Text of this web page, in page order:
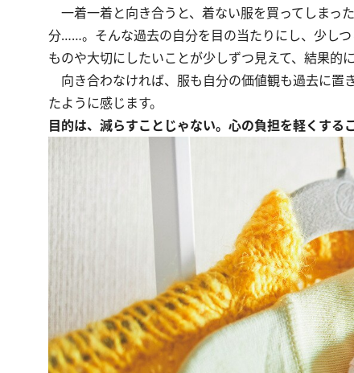
一着一着と向き合うと、着ない服を買ってしまっ
分……。そんな過去の自分を目の当たりにし、少し
ものや大切にしたいことが少しずつ見えて、結果的
向き合わなければ、服も自分の価値観も過去に置
たように感じます。
目的は、減らすことじゃない。心の負担を軽くする